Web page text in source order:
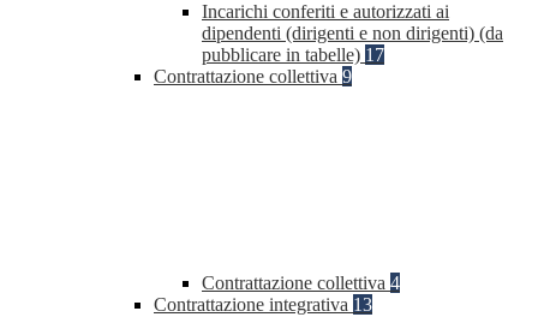
Incarichi conferiti e autorizzati ai
dipendenti (dirigenti e non dirigenti) (da
pubblicare in tabelle) 17
Contrattazione collettiva 9
Contrattazione collettiva 4
Contrattazione integrativa 13